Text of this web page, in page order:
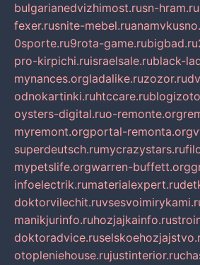
bulgarianedvizhimost.rusn-hram.ru
fexer.rusnite-mebel.ru
0sporte.ru9rota-game.rubigbad.ru
pro-kirpichi.ruisraelsale.rublack-
mynances.orgladalike.ruzozor.ru
odnokartinki.ruhtccare.ru
oysters-digital.ruo-remonte.org
myremont.orgportal-remonta.org
superdeutsch.rumycrazystars.ru
mypetslife.orgwarren-buffett.org
infoelectrik.rumaterialexpert.ru
doktorvilechit.ru
manikjurinfo.ruhozjajkainfo.ru
doktoradvice.ru
otopleniehouse.rujustinterior.ru